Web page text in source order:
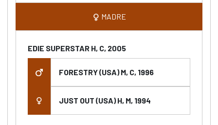
MADRE
EDIE SUPERSTAR H, C, 2005
FORESTRY (USA) M, C, 1996
JUST OUT (USA) H, M, 1994